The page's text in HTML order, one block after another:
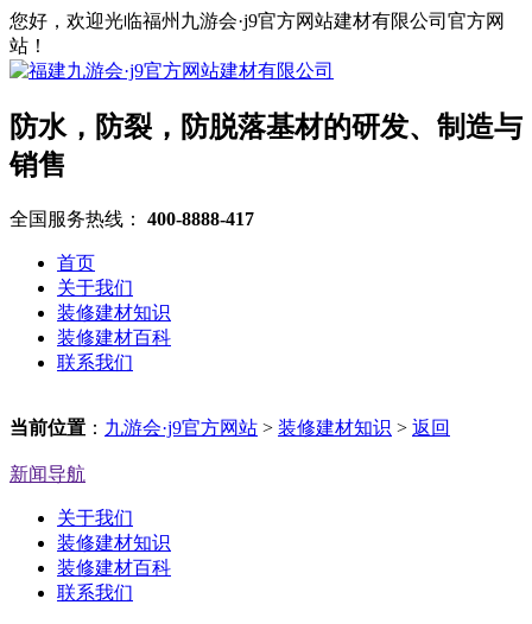
您好，欢迎光临福州九游会·j9官方网站建材有限公司官方网
站！
防水，防裂，防脱落基材的研发、制造与
销售
全国服务热线： 400-8888-417
首页
关于我们
装修建材知识
装修建材百科
联系我们
当前位置 ： 九游会·j9官方网站 > 装修建材知识 > 返回
新闻导航
关于我们
装修建材知识
装修建材百科
联系我们